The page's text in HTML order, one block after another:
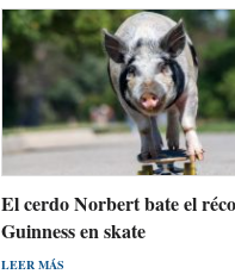
El cerdo Norbert bate el
Guinness en skate
LEER MÁS